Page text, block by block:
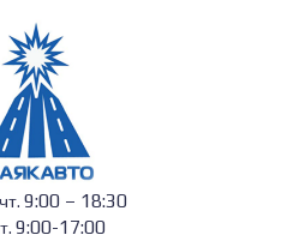
9:00 – 18:30
9:00-17:00